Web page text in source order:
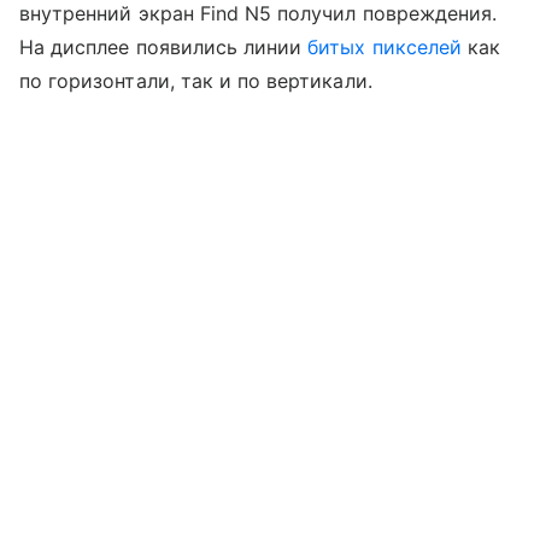
внутренний экран Find N5 получил повреждения.
На дисплее появились линиибитых пикселей как
по горизонтали, так и по вертикали.